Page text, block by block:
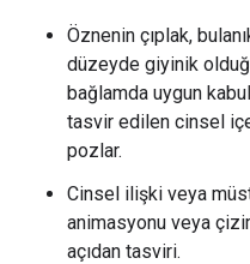
Öznenin çıplak,
düzeyde giyinik
bağlamda uygun
tasvir edilen cinsel
pozlar.
Cinsel ilişki veya
animasyonu veya
açıdan tasviri.